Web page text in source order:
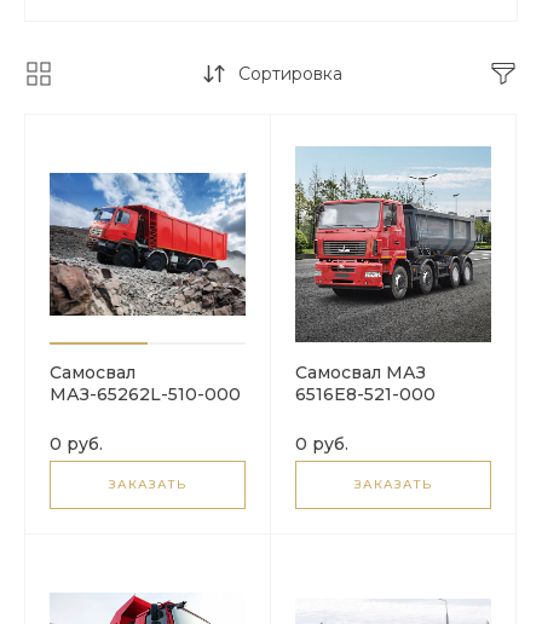
Сортировка
Самосвал
МАЗ-65262L-510-000
0 руб.
ЗАКАЗАТЬ
Самосвал МАЗ
6516E8-521-000
0 руб.
ЗАКАЗАТЬ